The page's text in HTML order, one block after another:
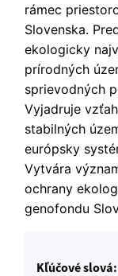
rámec
Slovenska.
ekologicky
prírodných
sprievodných
Vyjadruje
stabilných
európsky
Vytvára
ochrany
genofondu
Kľúčové slová: